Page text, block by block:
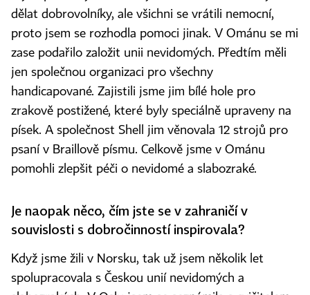
dělat dobrovolníky, ale všichni se vrátili nemocní,
proto jsem se rozhodla pomoci jinak. V Ománu se mi
zase podařilo založit unii nevidomých. Předtím měli
jen společnou organizaci pro všechny
handicapované. Zajistili jsme jim bílé hole pro
zrakově postižené, které byly speciálně upraveny na
písek. A společnost Shell jim věnovala 12 strojů pro
psaní v Braillově písmu. Celkově jsme v Ománu
pomohli zlepšit péči o nevidomé a slabozraké.
Je naopak něco, čím jste se v zahraničí v
souvislosti s dobročinností inspirovala?
Když jsme žili v Norsku, tak už jsem několik let
spolupracovala s Českou unií nevidomých a